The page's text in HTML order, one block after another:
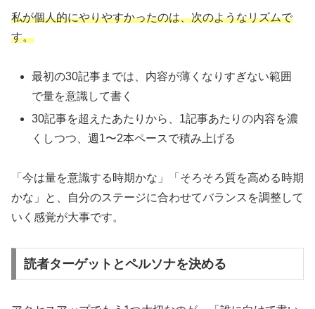
私が個人的にやりやすかったのは、次のようなリズムで
す。
最初の30記事までは、内容が薄くなりすぎない範囲
で量を意識して書く
30記事を超えたあたりから、1記事あたりの内容を濃
くしつつ、週1〜2本ペースで積み上げる
「今は量を意識する時期かな」「そろそろ質を高める時期
かな」と、自分のステージに合わせてバランスを調整して
いく感覚が大事です。
読者ターゲットとペルソナを決める